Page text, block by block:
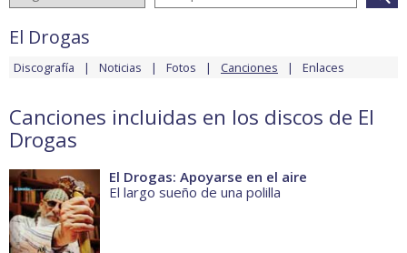
El Drogas
Discografía Noticias Fotos Canciones Enlaces
Canciones incluidas en los discos de El
Drogas
El Drogas: Apoyarse en el aire
El largo sueño de una polilla